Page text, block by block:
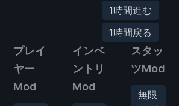
1時間進む
1時間戻る
プレイ
ヤー
Mod
インベ
ントリ
Mod
スタッ
ツMod
無限